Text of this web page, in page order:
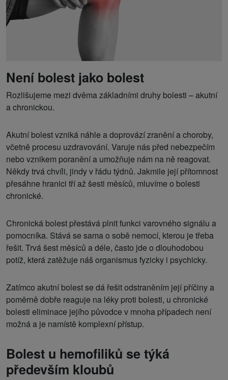
Není bolest jako bolest
Rozlišujeme mezi dvěma základními druhy bolesti – akutní
a chronickou.
Akutní bolest vzniká náhle a doprovází zranění a choroby,
včetně procesu uzdravování. Varuje nás před nebezpečím
nebo vznikem poranění a umožňuje nám na ně reagovat.
Někdy trvá chvíli, jindy v řádu týdnů. Jakmile její přítomnost
přesáhne hranici tří až šesti měsíců, mluvíme o bolesti
chronické.
Chronická bolest přestává plnit funkci varovného signálu a
pomocníka. Stává se sama o sobě nemocí, kterou je třeba
řešit. Trvá šest měsíců a déle, často jde o dlouhodobou
potíž, která zatěžuje náš organismus fyzicky i psychicky.
Zatímco akutní bolest se dá řešit odstraněním její příčiny a
poměrně dobře reaguje na léky proti bolesti, u chronické
bolesti eliminace jejího původce v mnoha případech není
možná a je namístě komplexní přístup.
Bolest u hemofiliků se týká
především kloubů